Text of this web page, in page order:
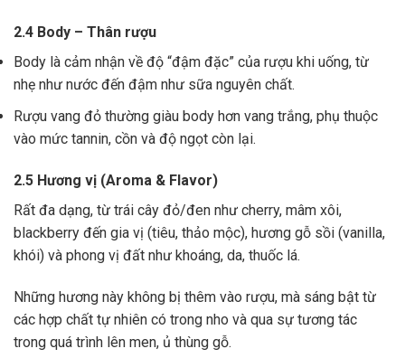
2.4 Body – Thân rượu
Body là cảm nhận về độ “đậm đặc” của rượu khi uống, từ
nhẹ như nước đến đậm như sữa nguyên chất.
Rượu vang đỏ thường giàu body hơn vang trắng, phụ thuộc
vào mức tannin, cồn và độ ngọt còn lại.
2.5 Hương vị (Aroma & Flavor)
Rất đa dạng, từ trái cây đỏ/đen như cherry, mâm xôi,
blackberry đến gia vị (tiêu, thảo mộc), hương gỗ sồi (vanilla,
khói) và phong vị đất như khoáng, da, thuốc lá.
Những hương này không bị thêm vào rượu, mà sáng bật từ
các hợp chất tự nhiên có trong nho và qua sự tương tác
trong quá trình lên men, ủ thùng gỗ.